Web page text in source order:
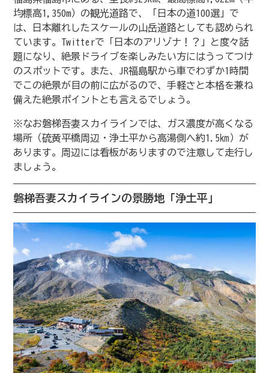
均標高1,350m）の観光道路で、「日本の道100選」で
は、日本離れしたスケールの山岳道路としても認められ
ています。Twitterで「日本のアリゾナ！？」と度々話
題になり、絶景ドライブを楽しみたい方にはうってつけ
のスポットです。また、JR福島駅から車でわずか1時間
でこの絶景が目の前に広がるので、手軽さと本格を兼ね
備えた絶景ポイントとも言えるでしょう。
※なお磐梯吾妻スカイラインでは、ガス濃度が高くなる
場所（硫黄平橋周辺・浄土平から高湯側へ約1.5㎞）が
あります。周辺には看板がありますので注意して走行し
ましょう。
磐梯吾妻スカイラインの景勝地「浄土平」